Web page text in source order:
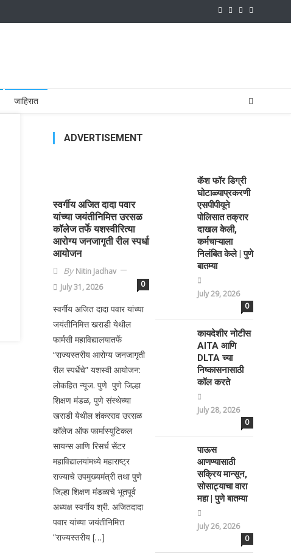
जाहिरात
ADVERTISEMENT
स्वर्गीय अजित दादा पवार
यांच्या जयंतीनिमित्त उरसळ
कॉलेज तर्फे यशस्वीरित्या
आरोग्य जनजागृती रील स्पर्धा
आयोजन
ByNitin Jadhav
July 31, 2026
0
स्वर्गीय अजित दादा पवार यांच्या
जयंतीनिमित्त खराडी येथील
फार्मसी महाविद्यालयातर्फे
“राज्यस्तरीय आरोग्य जनजागृती
रील स्पर्धेचे” यशस्वी आयोजन:
लोकहित न्यूज. पुणे पुणे जिल्हा
शिक्षण मंडळ, पुणे संस्थेच्या
खराडी येथील शंकरराव उरसळ
कॉलेज ऑफ फार्मास्युटिकल
सायन्स आणि रिसर्च सेंटर
महाविद्यालयांमध्ये महाराष्ट्र
राज्याचे उपमुख्यमंत्री तथा पुणे
जिल्हा शिक्षण मंडळाचे भूतपूर्व
अध्यक्ष स्वर्गीय श्री. अजितदादा
पवार यांच्या जयंतीनिमित्त
”राज्यस्तरीय […]
कॅश फॉर डिग्री
घोटाळ्याप्रकरणी
एसपीपीयूने
पोलिसात तक्रार
दाखल केली,
कर्मचाऱ्याला
निलंबित केले | पुणे
बातम्या
July 29, 2026
0
कायदेशीर नोटीस
AITA आणि
DLTA च्या
निष्कासनासाठी
कॉल करते
July 28, 2026
0
पाऊस
आणण्यासाठी
सक्रिय मान्सून,
सोसाट्याचा वारा
महा | पुणे बातम्या
July 26, 2026
0